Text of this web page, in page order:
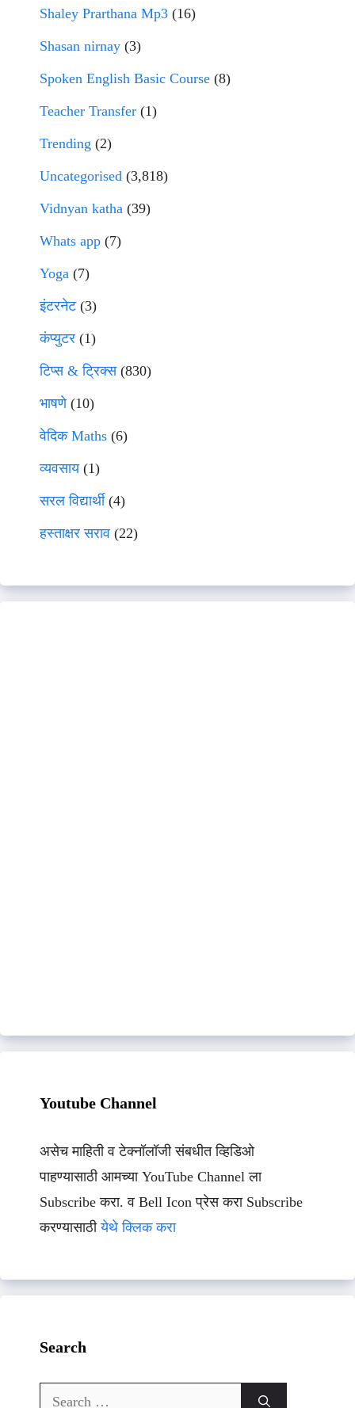
Shaley Prarthana Mp3 (16)
Shasan nirnay (3)
Spoken English Basic Course (8)
Teacher Transfer (1)
Trending (2)
Uncategorised (3,818)
Vidnyan katha (39)
Whats app (7)
Yoga (7)
इंटरनेट(3)
कंप्युटर (1)
टिप्स & ट्रिक्स(830)
भाषणे(10)
वेदिक Maths (6)
व्यवसाय(1)
सरल विद्यार्थी(4)
हस्ताक्षर सराव (22)
Youtube Channel
असेच माहिती व टेक्नॉलॉजी संबधीत व्हिडिओ
पाहण्यासाठी आमच्या YouTube Channel ला
Subscribe करा. व Bell Icon प्रेस करा Subscribe
करण्यासाठीयेथे क्लिक करा
Search
Search